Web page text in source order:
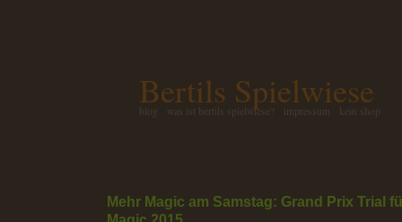
Bertils Spielwiese
blog was ist bertils spielwiese? impressum kein shop
Mehr Magic am Samstag: Grand Prix Trial